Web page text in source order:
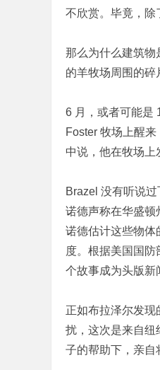
不欣赏。毕竟，除
那么为什么建筑
的羊牧场周围的碎
6 月，或者可能是
Foster 牧场上醒
中说，他在牧场上
Brazel 没有听说
诺德声称在华盛顿
诺德估计这些物体
度。根据美国国
个故事成为头版新
正如布拉泽尔发
扰，这次是来自纽
子的帮助下，亲自